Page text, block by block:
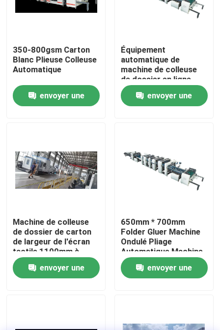
À la maison
Produits
À propos de nous
Contrôle de la qualité
Nouvelles
Les affaires
Machine de lamineur de cannelure
350-800gsm Carton
Blanc Plieuse Colleuse
Automatique
envoyer une
Équipement
automatique de
machine de colleuse
de dossier en ligne
avec le scanner
envoyer une
Machine de colleuse
de dossier de carton
de largeur de l'écran
tactile 1100mm à
faible bruit
envoyer une
650mm * 700mm
Folder Gluer Machine
Ondulé Pliage
Automatique Machine
envoyer une